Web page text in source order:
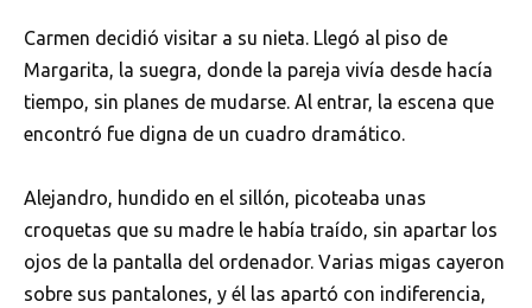
Carmen decidió visitar a su nieta. Llegó al piso de
Margarita, la suegra, donde la pareja vivía desde hacía
tiempo, sin planes de mudarse. Al entrar, la escena que
encontró fue digna de un cuadro dramático.
Alejandro, hundido en el sillón, picoteaba unas
croquetas que su madre le había traído, sin apartar los
ojos de la pantalla del ordenador. Varias migas cayeron
sobre sus pantalones, y él las apartó con indiferencia,